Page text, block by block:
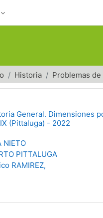
Historia Problemas
General. Dimensiones
(Pittaluga) - 2022
NIETO
PITTALUGA
RAMIREZ,